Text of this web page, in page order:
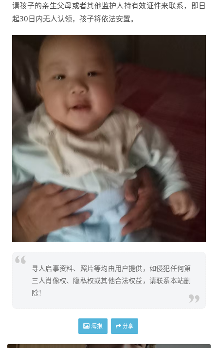
请孩子的亲生父母或者其他监护人持有效证件来联系，即日
起30日内无人认领，孩子将依法安置。
寻人启事资料、照片等均由用户提供，如侵犯任何第
三人肖像权、隐私权或其他合法权益，请联系本站删
除！
海报 分享